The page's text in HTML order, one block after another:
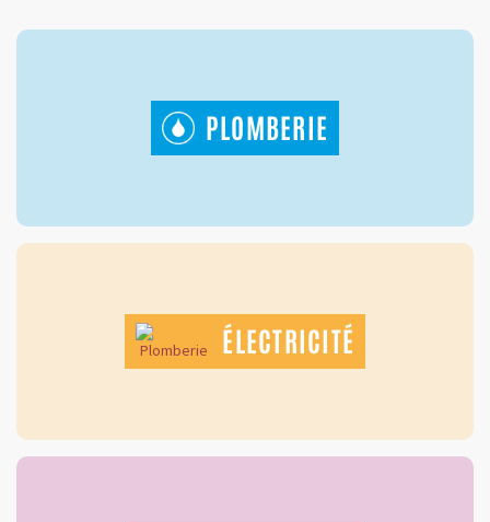
PLOMBERIE
ÉLECTRICITÉ